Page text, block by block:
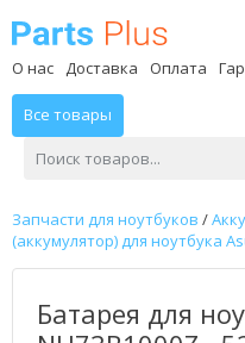
О нас Доставка Оплата
Все товары
Запчасти для ноутбуков /
(аккумулятор) для ноутбука
Батарея для